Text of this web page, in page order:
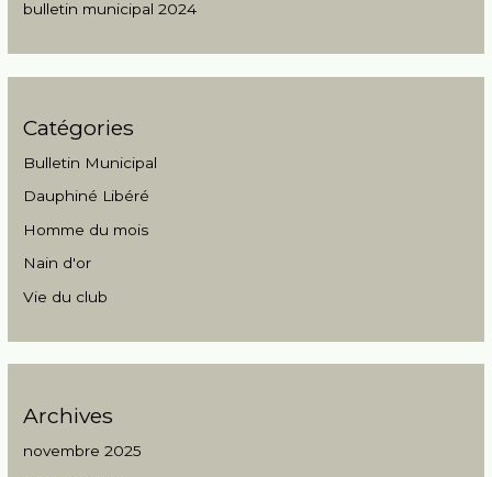
bulletin municipal 2024
Catégories
Bulletin Municipal
Dauphiné Libéré
Homme du mois
Nain d'or
Vie du club
Archives
novembre 2025